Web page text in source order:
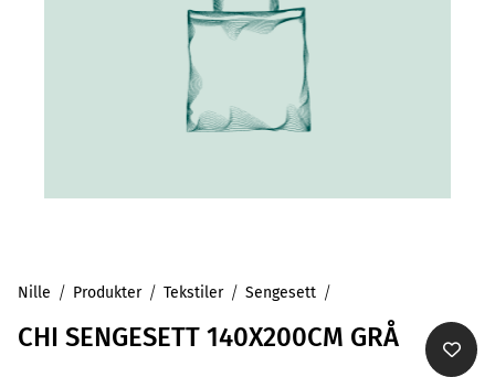
Nille Produkter Tekstiler Sengesett
CHI SENGESETT 140X200CM GRÅ